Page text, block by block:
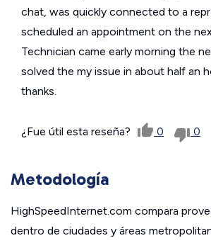
chat, was quickly connected to a
scheduled an appointment on the
Technician came early morning the
solved the my issue in about half an
thanks.
¿Fue útil esta reseña? 0 0
Metodología
HighSpeedInternet.com compara
dentro de ciudades y áreas